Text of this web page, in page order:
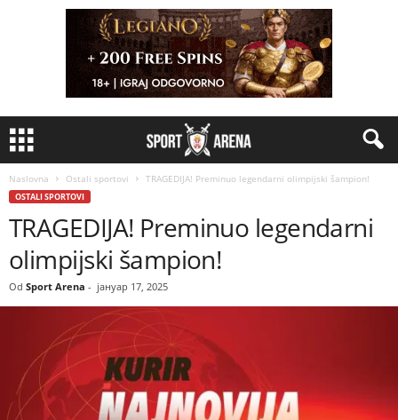
Naslovna Ostali sportovi TRAGEDIJA! Preminuo legendarni olimpijski šampion!
OSTALI SPORTOVI
TRAGEDIJA! Preminuo legendarni
olimpijski šampion!
Od Sport Arena - јануар 17, 2025